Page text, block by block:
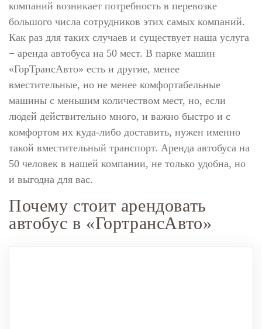
компаний возникает потребность в перевозке
большого числа сотрудников этих самых компаний.
Как раз для таких случаев и существует наша услуга
− аренда автобуса на 50 мест. В парке машин
«ГорТрансАвто» есть и другие, менее
вместительные, но не менее комфортабельные
машины с меньшим количеством мест, но, если
людей действительно много, и важно быстро и с
комфортом их куда-либо доставить, нужен именно
такой вместительный транспорт. Аренда автобуса на
50 человек в нашей компании, не только удобна, но
и выгодна для вас.
Почему стоит арендовать
автобус в «ГортрансАвто»